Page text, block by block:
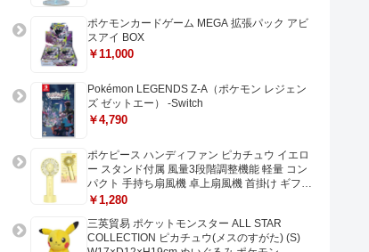
ポケモンカードゲーム MEGA 拡張パック アビ
スアイ BOX
￥11,000
Pokémon LEGENDS Z-A（ポケモン レジェン
ズ ゼットエー） -Switch
￥4,790
ポケピース ハンディファン ピカチュウ イエロ
ー スタンド付属 風量3段階調整機能 軽量 コン
パクト 手持ち扇風機 卓上扇風機 首掛け ギフト
プレゼントに最適 USB充電 Type-C対応
￥1,280
三英貿易 ポケットモンスター ALL STAR
COLLECTION ピカチュウ(メスのすがた) (S)